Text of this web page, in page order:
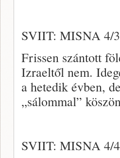
SVIIT: MISNA 4/3
Frissen szántott
Izraeltől nem.
a hetedik évben,
„sálommal”
SVIIT: MISNA 4/4